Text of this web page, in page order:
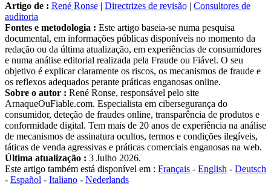
Artigo de : René Ronse | Directrizes de revisão | Consultores de
auditoria
Fontes e metodologia : Este artigo baseia-se numa pesquisa
documental, em informações públicas disponíveis no momento da
redação ou da última atualização, em experiências de consumidores
e numa análise editorial realizada pela Fraude ou Fiável. O seu
objetivo é explicar claramente os riscos, os mecanismos de fraude e
os reflexos adequados perante práticas enganosas online.
Sobre o autor : René Ronse, responsável pelo site
ArnaqueOuFiable.com. Especialista em cibersegurança do
consumidor, deteção de fraudes online, transparência de produtos e
conformidade digital. Tem mais de 20 anos de experiência na análise
de mecanismos de assinatura ocultos, termos e condições ilegíveis,
táticas de venda agressivas e práticas comerciais enganosas na web.
Última atualização : 3 Julho 2026.
Este artigo também está disponível em : Français - English - Deutsch
- Español - Italiano - Nederlands